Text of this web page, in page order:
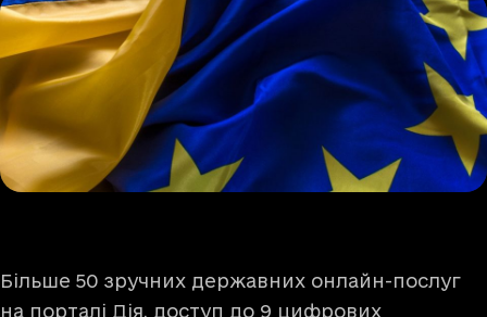
Більше 50 зручних державних онлайн-послуг
на порталі Дія, доступ до 9 цифрових